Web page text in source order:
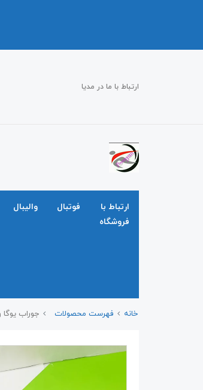
ارتباط با ما در مدیا
ارتباط با
فروشگاه
فوتبال والیبال
خانه فهرست محصولات جوراب یوگا